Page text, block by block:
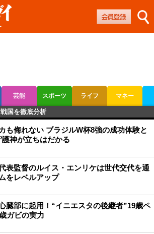
芸能 スポーツ ライフ マネー
オートレース
国を徹底分析
も侮れない ブラジルW杯8強の成功体験と
神が立ちはだかる
表監督のルイス・エンリケは世代交代を通
をレベルアップ
臓部に起用！“イニエスタの後継者”19歳ペ
ガビの実力